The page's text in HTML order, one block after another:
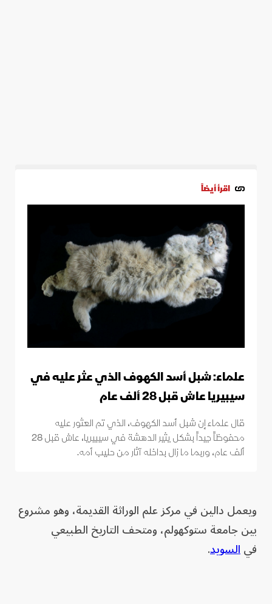
اقرأ أيضاً
علماء: شبل أسد الكهوف الذي عثر عليه في
سيبيريا عاش قبل 28 ألف عام
قال علماء إن شبل أسد الكهوف، الذي تم العثور عليه
محفوظاً جيداً بشكل يثير الدهشة في سيبيريا، عاش قبل 28
ألف عام، وربما ما زال بداخله آثار من حليب أمه.
ويعمل دالين في مركز علم الوراثة القديمة، وهو مشروع
بين جامعة ستوكهولم، ومتحف التاريخ الطبيعي
فيالسويد.